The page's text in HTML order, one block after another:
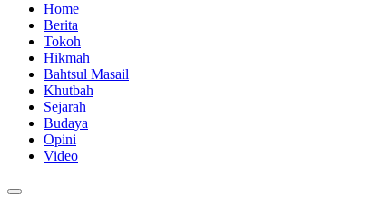
Home
Berita
Tokoh
Hikmah
Bahtsul Masail
Khutbah
Sejarah
Budaya
Opini
Video